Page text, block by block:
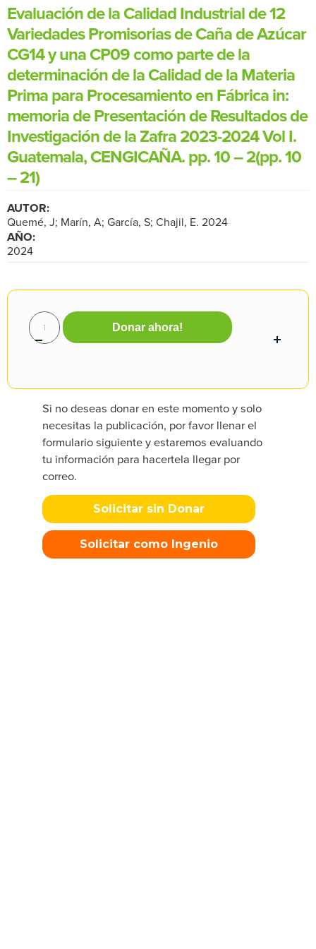
Evaluación de la Calidad Industrial de 12
Variedades Promisorias de Caña de Azúcar
CG14 y una CP09 como parte de la
determinación de la Calidad de la Materia
Prima para Procesamiento en Fábrica in:
memoria de Presentación de Resultados de
Investigación de la Zafra 2023-2024 Vol I.
Guatemala, CENGICAÑA. pp. 10 – 2(pp. 10
– 21)
AUTOR:
Quemé, J; Marín, A; García, S; Chajil, E. 2024
AÑO:
2024
Donar ahora!
Si no deseas donar en este momento y solo
necesitas la publicación, por favor llenar el
formulario siguiente y estaremos evaluando
tu información para hacertela llegar por
correo.
Solicitar sin Donar
Solicitar como Ingenio